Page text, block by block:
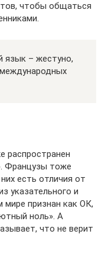
чтобы общаться
язык – жестуно,
распространен
Французы тоже
есть отличия от
указательного и
признан как ОК,
ноль». А
что не верит